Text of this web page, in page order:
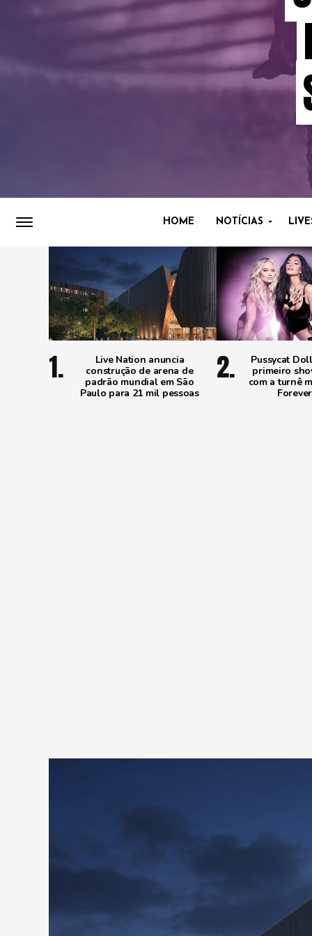
HOME NOTÍCIAS
Live Nation anuncia
construção de arena de
padrão mundial em São
Paulo para 21 mil pessoas
Pussycat
primeiro
com a turnê